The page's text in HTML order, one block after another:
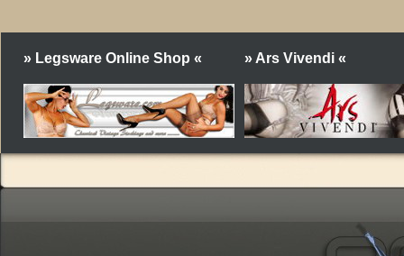
» Legsware Online Shop « » Ars Vivendi «